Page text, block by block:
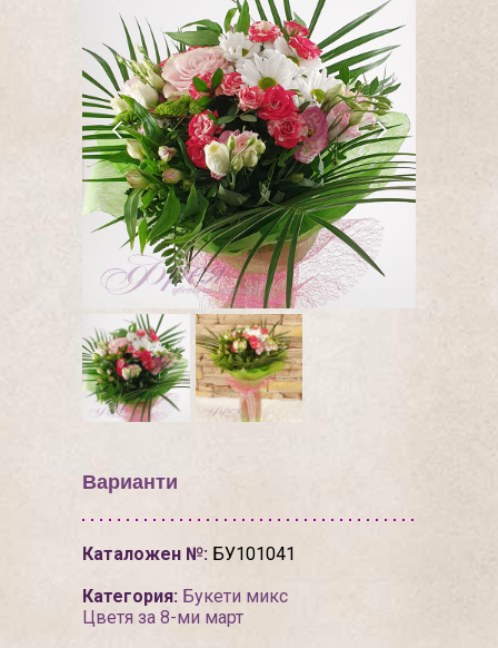
Варианти
Каталожен №: БУ101041
Категория: Букети микс
Цветя за 8-ми март